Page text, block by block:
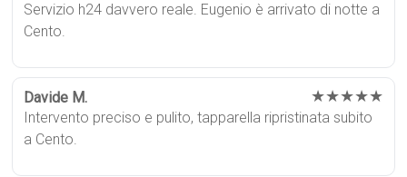
Servizio h24 davvero reale. Eugenio è arrivato di notte a
Cento.
Davide M. ★★★★★
Intervento preciso e pulito, tapparella ripristinata subito
a Cento.